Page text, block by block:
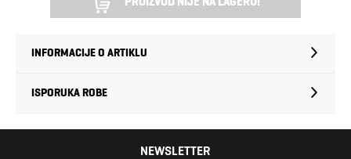
INFORMACIJE O ARTIKLU
ISPORUKA ROBE
NEWSLETTER